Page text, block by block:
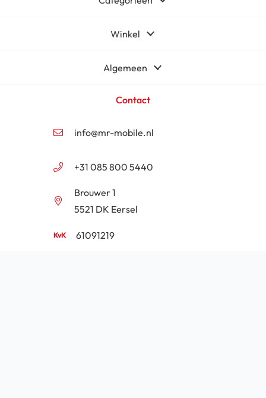
Winkel
Algemeen
Contact
info@mr-mobile.nl
+31 085 800 5440
Brouwer 1
5521 DK Eersel
61091219